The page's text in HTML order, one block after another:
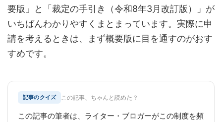
要版」と「裁定の手引き（令和8年3月改訂版）」が
いちばんわかりやすくまとまっています。実際に申
請を考えるときは、まず概要版に目を通すのがおす
すめです。
記事のクイズ この記事、ちゃんと読めた？
この記事の筆者は、ライター・ブロガーがこの制度を頻